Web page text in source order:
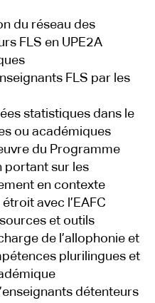
du réseau des
FLS en UPE2A
FLS par les
statistiques dans le
ou académiques
du Programme
portant sur les
en contexte
avec l’EAFC
et outils
de l’allophonie et
plurilingues et
détenteurs